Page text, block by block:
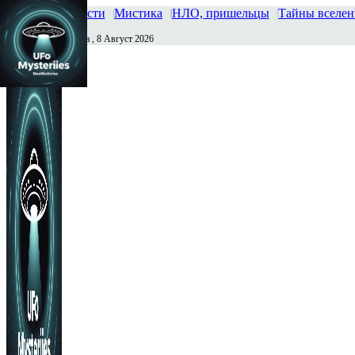
Главная Новости Мистика НЛО, пришельцы Тайны
Сегодня Суббота , 8 Август 2026